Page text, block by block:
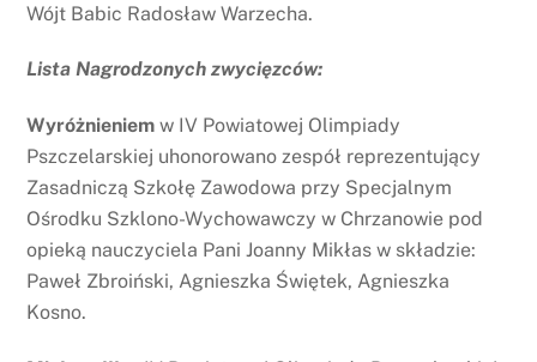
Wójt Babic Radosław Warzecha.
Lista Nagrodzonych zwycięzców:
Wyróżnieniem w IV Powiatowej Olimpiady
Pszczelarskiej uhonorowano zespół reprezentujący
Zasadniczą Szkołę Zawodowa przy Specjalnym
Ośrodku Szklono-Wychowawczy w Chrzanowie pod
opieką nauczyciela Pani Joanny Mikłas w składzie:
Paweł Zbroiński, Agnieszka Świętek, Agnieszka
Kosno.